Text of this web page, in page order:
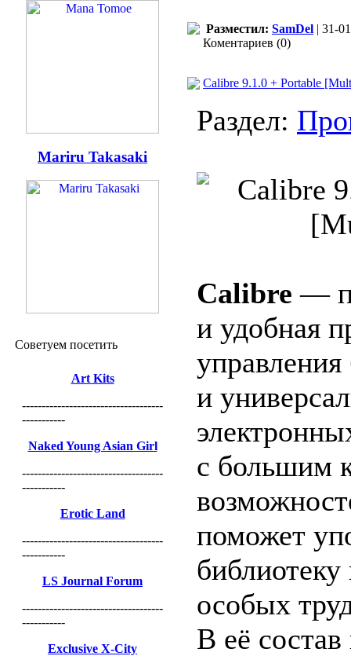
Mariru Takasaki
Советуем посетить
Art Kits
------------------------------------
-----------
Naked Young Asian Girl
------------------------------------
-----------
Erotic Land
------------------------------------
-----------
LS Journal Forum
------------------------------------
-----------
Exclusive X-City
Разместил: SamDel | 31-
Коментариев (0)
Calibre 9.1.0 + Portable
Раздел:
Calibre —
и удобная
и
с большим
поможет
библиотеку
особых
В её